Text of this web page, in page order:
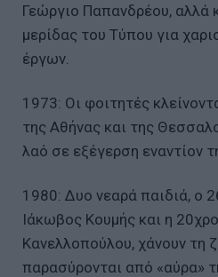
Γεώργιο Παπανδρέου, αλλά
μερίδας του Τύπου για
έργων.
1973: Οι φοιτητές
της Αθήνας και της
λαό σε εξέγερση εναντίον
1980: Δυο νεαρά παιδιά, ο
Ιάκωβος Κουμής και η
Κανελλοπούλου, χάνουν τη
παρασύρονται από «αύρα»